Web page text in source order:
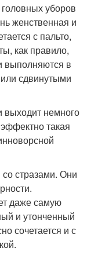
уборов
женственная и
с пальто,
как правило,
выполняются в
сдвинутыми
выходит немного
такая
стразами. Они
даже самую
и утонченный
сочетается и с